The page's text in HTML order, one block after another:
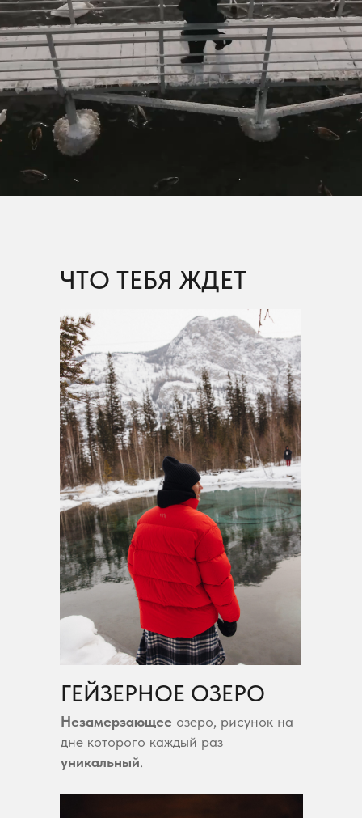
ЧТО ТЕБЯ ЖДЕТ
ГЕЙЗЕРНОЕ ОЗЕРО
Незамерзающее озеро, рисунок на
дне которого каждый раз
уникальный.